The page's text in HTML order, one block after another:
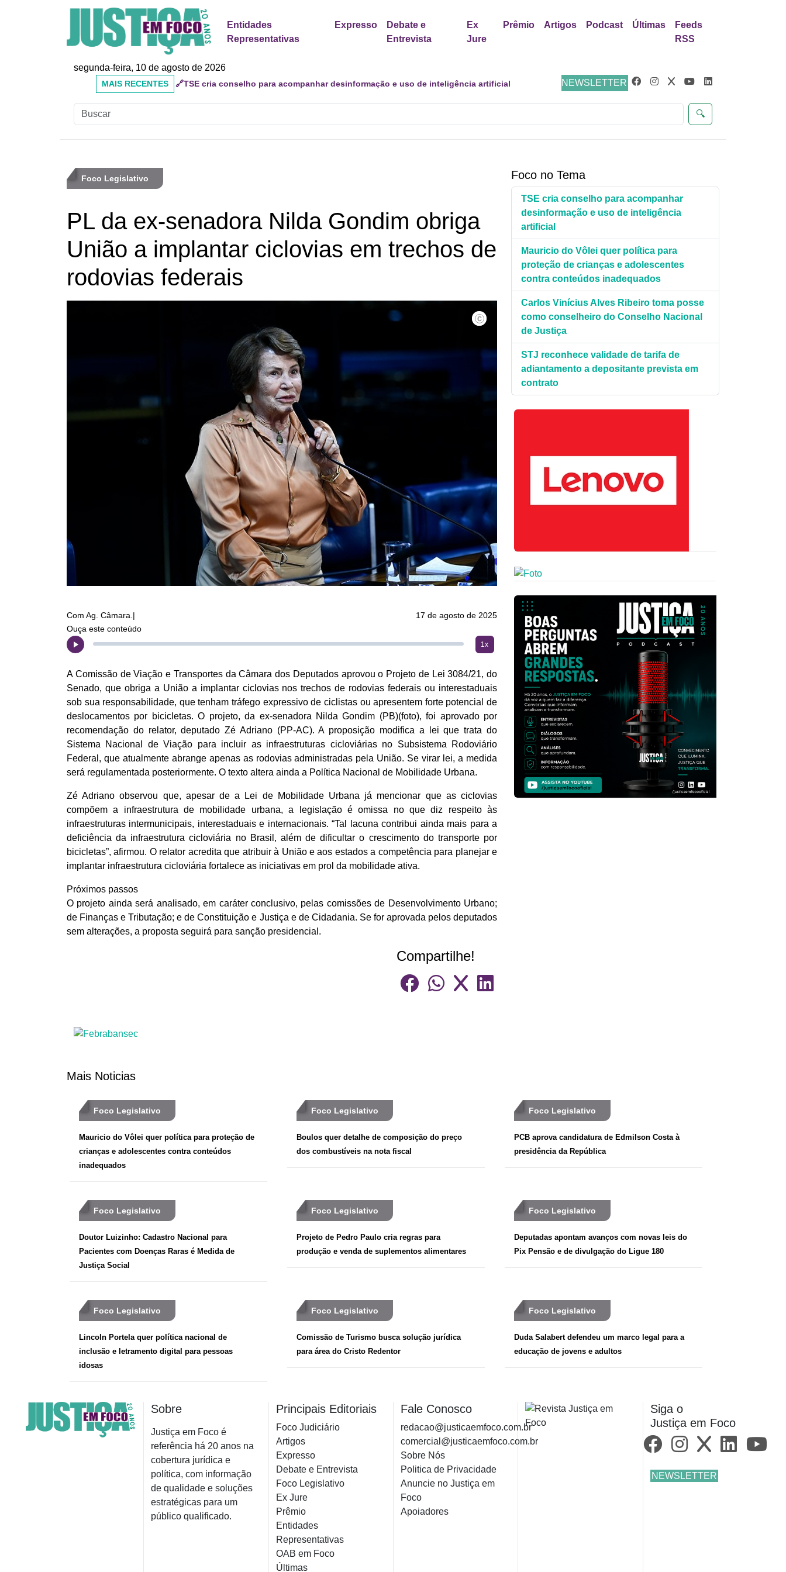
Entidades
Representativas
Expresso
Debate e
Entrevista
Ex
Jure
Prêmio Artigos Podcast Últimas
Feeds
RSS
segunda-feira, 10 de agosto de 2026
NEWSLETTER
🔍
MAIS
RECENTES
🔗Mauricio do Vôlei quer política para proteção de crianças e adolescentes contra conteúdos
inadequados
Foco Legislativo
PL da ex-senadora Nilda Gondim obriga
União a implantar ciclovias em trechos de
rodovias federais
Geraldo Magela.|Ag.Câmara.
Com Ag. Câmara.|
17 de agosto de 2025
Ouça este conteúdo
1x
A Comissão de Viação e Transportes da Câmara dos Deputados aprovou o Projeto de Lei 3084/21, do
Senado, que obriga a União a implantar ciclovias nos trechos de rodovias federais ou interestaduais
sob sua responsabilidade, que tenham tráfego expressivo de ciclistas ou apresentem forte potencial de
deslocamentos por bicicletas. O projeto, da ex-senadora Nilda Gondim (PB)(foto), foi aprovado por
recomendação do relator, deputado Zé Adriano (PP-AC). A proposição modifica a lei que trata do
Sistema Nacional de Viação para incluir as infraestruturas cicloviárias no Subsistema Rodoviário
Federal, que atualmente abrange apenas as rodovias administradas pela União. Se virar lei, a medida
será regulamentada posteriormente. O texto altera ainda a Política Nacional de Mobilidade Urbana.
Zé Adriano observou que, apesar de a Lei de Mobilidade Urbana já mencionar que as ciclovias
compõem a infraestrutura de mobilidade urbana, a legislação é omissa no que diz respeito às
infraestruturas intermunicipais, interestaduais e internacionais. “Tal lacuna contribui ainda mais para a
deficiência da infraestrutura cicloviária no Brasil, além de dificultar o crescimento do transporte por
bicicletas”, afirmou. O relator acredita que atribuir à União e aos estados a competência para planejar e
implantar infraestrutura cicloviária fortalece as iniciativas em prol da mobilidade ativa.
Próximos passos
O projeto ainda será analisado, em caráter conclusivo, pelas comissões de Desenvolvimento Urbano;
de Finanças e Tributação; e de Constituição e Justiça e de Cidadania. Se for aprovada pelos deputados
sem alterações, a proposta seguirá para sanção presidencial.
Compartilhe!
Foco no Tema
TSE cria conselho para acompanhar
desinformação e uso de inteligência
artificial
Mauricio do Vôlei quer política para
proteção de crianças e adolescentes
contra conteúdos inadequados
Carlos Vinícius Alves Ribeiro toma posse
como conselheiro do Conselho Nacional
de Justiça
STJ reconhece validade de tarifa de
adiantamento a depositante prevista em
contrato
Mais Noticias
Foco Legislativo
Mauricio do Vôlei quer política para proteção de
crianças e adolescentes contra conteúdos
inadequados
Foco Legislativo
Boulos quer detalhe de composição do preço
dos combustíveis na nota fiscal
Foco Legislativo
PCB aprova candidatura de Edmilson Costa à
presidência da República
Foco Legislativo
Doutor Luizinho: Cadastro Nacional para
Pacientes com Doenças Raras é Medida de
Justiça Social
Foco Legislativo
Projeto de Pedro Paulo cria regras para
produção e venda de suplementos alimentares
Foco Legislativo
Deputadas apontam avanços com novas leis do
Pix Pensão e de divulgação do Ligue 180
Foco Legislativo
Lincoln Portela quer política nacional de
inclusão e letramento digital para pessoas
idosas
Foco Legislativo
Comissão de Turismo busca solução jurídica
para área do Cristo Redentor
Foco Legislativo
Duda Salabert defendeu um marco legal para a
educação de jovens e adultos
Sobre
Justiça em Foco é
referência há 20 anos na
cobertura jurídica e
política, com informação
de qualidade e soluções
estratégicas para um
público qualificado.
Principais Editoriais
Foco Judiciário
Artigos
Expresso
Debate e Entrevista
Foco Legislativo
Ex Jure
Prêmio
Entidades
Representativas
OAB em Foco
Últimas
Fale Conosco
redacao@justicaemfoco.com.br
comercial@justicaemfoco.com.br
Sobre Nós
Politica de Privacidade
Anuncie no Justiça em
Foco
Apoiadores
Siga o
Justiça em Foco
NEWSLETTER